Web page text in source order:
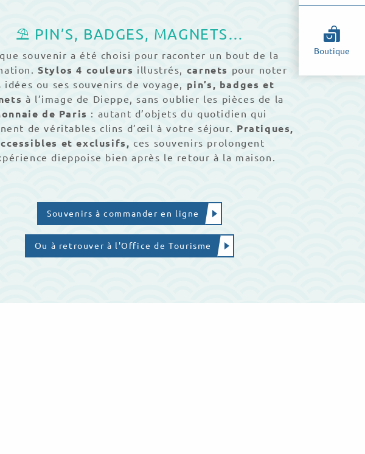
Boutique
Magnets
De 2,80 à 5 €
Monnaie de
⛱️ PIN’S, BADGES, MAGNETS…
souvenir a été choisi pour raconter un bout de la
Stylos 4 couleurs illustrés, carnets pour noter
idées ou ses souvenirs de voyage, pin’s, badges et
à l’image de Dieppe, sans oublier les pièces de la
de Paris : autant d’objets du quotidien qui
de véritables clins d’œil à votre séjour. Pratiques,
et exclusifs, ces souvenirs prolongent
dieppoise bien après le retour à la maison.
Souvenirs à commander en ligne
Ou à retrouver à l'Office de Tourisme